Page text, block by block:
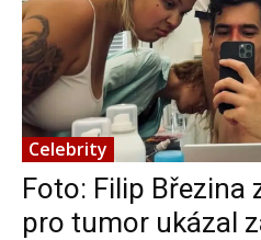
Celebrity
Foto: Filip Březina
pro tumor ukázal